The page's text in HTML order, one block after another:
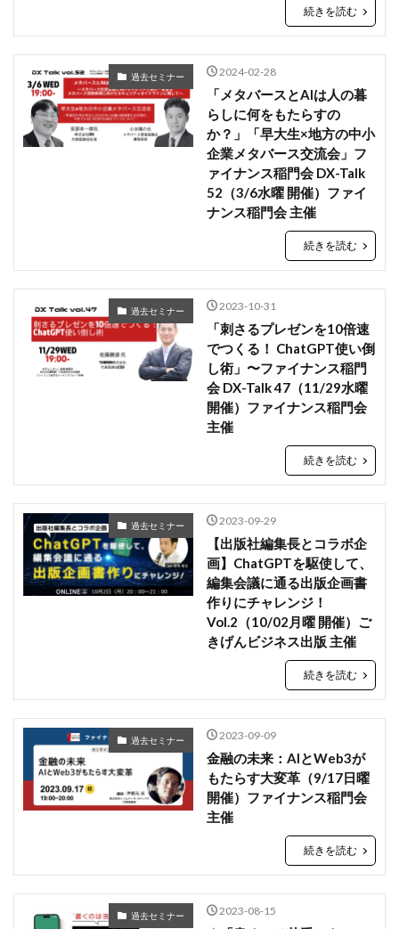
続きを読む
過去セミナー 2024-02-28
「メタバースとAIは人の暮
らしに何をもたらすの
か？」「早大生×地方の中小
企業メタバース交流会」フ
ァイナンス稲門会 DX-Talk
52（3/6水曜 開催）ファイ
ナンス稲門会 主催
続きを読む
過去セミナー 2023-10-31
「刺さるプレゼンを10倍速
でつくる！ ChatGPT使い倒
し術」〜ファイナンス稲門
会 DX-Talk 47（11/29水曜
開催）ファイナンス稲門会
主催
続きを読む
過去セミナー 2023-09-29
【出版社編集長とコラボ企
画】ChatGPTを駆使して、
編集会議に通る出版企画書
作りにチャレンジ！
Vol.2（10/02月曜 開催）ご
きげんビジネス出版 主催
続きを読む
過去セミナー 2023-09-09
金融の未来：AIとWeb3が
もたらす大変革（9/17日曜
開催）ファイナンス稲門会
主催
続きを読む
過去セミナー 2023-08-15